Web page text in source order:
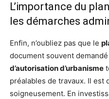
L’importance du
les démarches
Enfin, n’oubliez pas que le
document souvent
d’autorisation d’urbanisme
préalables de travaux. Il est
soigneusement. En